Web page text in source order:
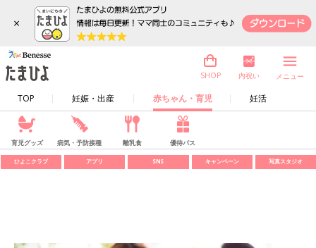
×
TOP 妊娠・出産 赤ちゃん・育児 妊活
SHOP 内祝い メニュー
育児グッズ 病気・予防接種 離乳食 優待パス
ひよこクラブ アプリ SNS キャンペーン 写真スタジオ